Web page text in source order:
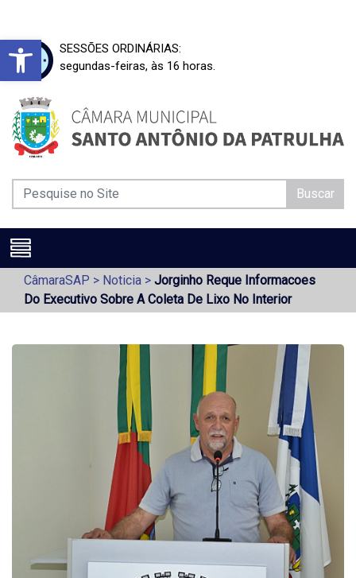
Barra de Ferramentas Aberta
SESSÕES ORDINÁRIAS:
segundas-feiras, às 16 horas.
Buscar
CâmaraSAP > Noticia > Jorginho Reque Informacoes
Do Executivo Sobre A Coleta De Lixo No Interior